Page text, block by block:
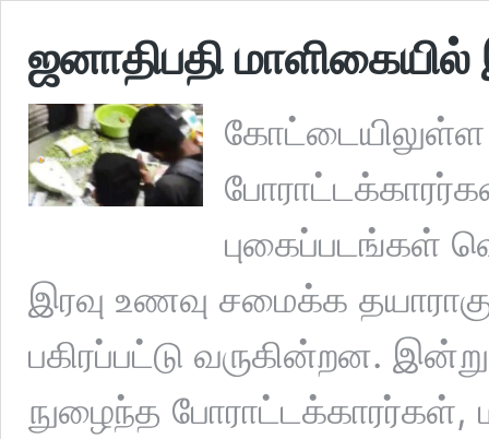
ஜனாதிபதி
கோட்டையிலுள்ள
புகைப்படங்கள்
இரவு உணவு சமைக்க
பகிரப்பட்டு வருகின்றன.
நுழைந்த போராட்டக்காரர்கள்,